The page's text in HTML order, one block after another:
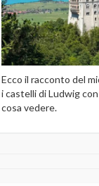
Ecco il racconto del
i castelli di Ludwig
cosa vedere.